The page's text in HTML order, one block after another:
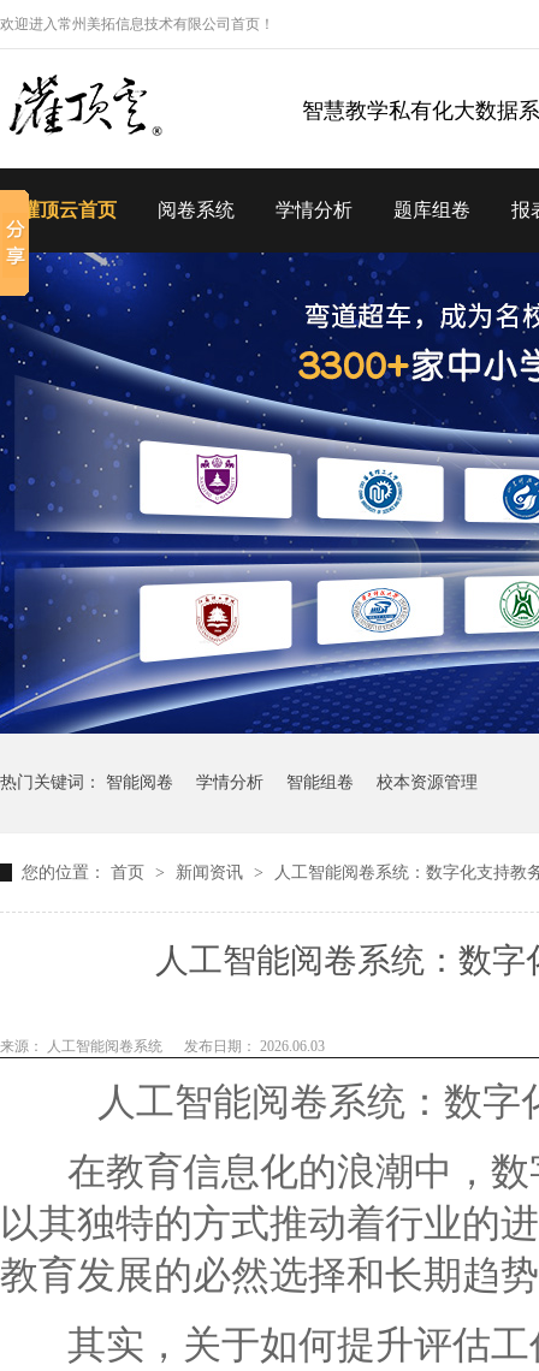
欢迎进入常州美拓信息技术有限公司首页！
智慧教学私有化大数据
灌顶云首页 阅卷系统 学情分析 题库组卷 报
热门关键词： 智能阅卷 学情分析 智能组卷 校本资源管理
您的位置： 首页 > 新闻资讯 > 人工智能阅卷系统：数字化支持教
人工智能阅卷系统：数
来源： 人工智能阅卷系统 发布日期： 2026.06.03
人工智能阅卷系统：数
在教育信息化的浪潮中，数
以其独特的方式推动着行业的
教育发展的必然选择和长期趋
其实，关于如何提升评估工